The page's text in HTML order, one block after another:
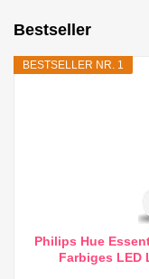
Bestseller
BESTSELLER NR. 1
Philips Hue
Farbiges LED